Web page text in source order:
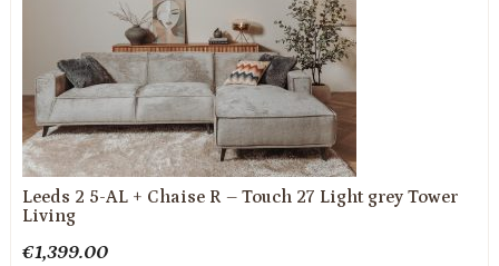
Leeds 2 5-AL + Chaise R – Touch 27 Light grey Tower
Living
€1,399.00